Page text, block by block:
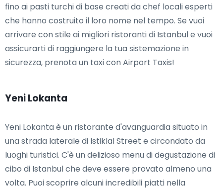
fino ai pasti turchi di base creati da chef locali esperti
che hanno costruito il loro nome nel tempo. Se vuoi
arrivare con stile ai migliori ristoranti di Istanbul e vuoi
assicurarti di raggiungere la tua sistemazione in
sicurezza, prenota un taxi con Airport Taxis!
Yeni Lokanta
Yeni Lokanta è un ristorante d'avanguardia situato in
una strada laterale di Istiklal Street e circondato da
luoghi turistici. C'è un delizioso menu di degustazione di
cibo di Istanbul che deve essere provato almeno una
volta. Puoi scoprire alcuni incredibili piatti nella